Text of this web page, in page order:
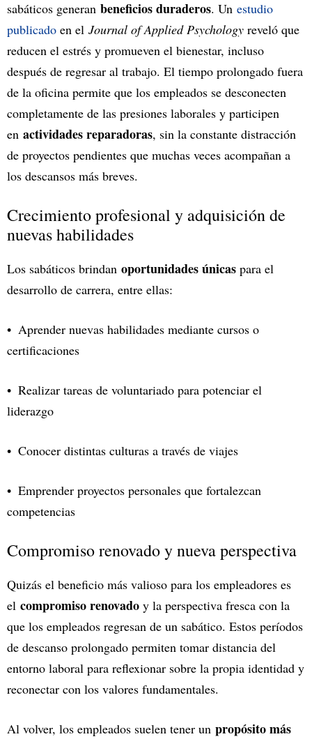
sabáticos generan beneficios duraderos. Un estudio
publicado en el Journal of Applied Psychology reveló que
reducen el estrés y promueven el bienestar, incluso
después de regresar al trabajo. El tiempo prolongado fuera
de la oficina permite que los empleados se desconecten
completamente de las presiones laborales y participen
en actividades reparadoras, sin la constante distracción
de proyectos pendientes que muchas veces acompañan a
los descansos más breves.
Crecimiento profesional y adquisición de
nuevas habilidades
Los sabáticos brindan oportunidades únicas para el
desarrollo de carrera, entre ellas:
Aprender nuevas habilidades mediante cursos o
certificaciones
Realizar tareas de voluntariado para potenciar el
liderazgo
Conocer distintas culturas a través de viajes
Emprender proyectos personales que fortalezcan
competencias
Compromiso renovado y nueva perspectiva
Quizás el beneficio más valioso para los empleadores es
el compromiso renovado y la perspectiva fresca con la
que los empleados regresan de un sabático. Estos períodos
de descanso prolongado permiten tomar distancia del
entorno laboral para reflexionar sobre la propia identidad y
reconectar con los valores fundamentales.
Al volver, los empleados suelen tener un propósito más